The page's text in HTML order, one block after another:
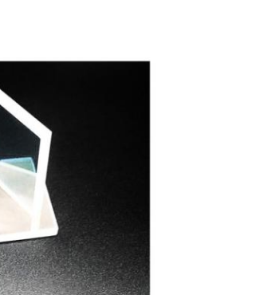
ราจะโทรกลับหาคุณเร็ว ๆ นี้!